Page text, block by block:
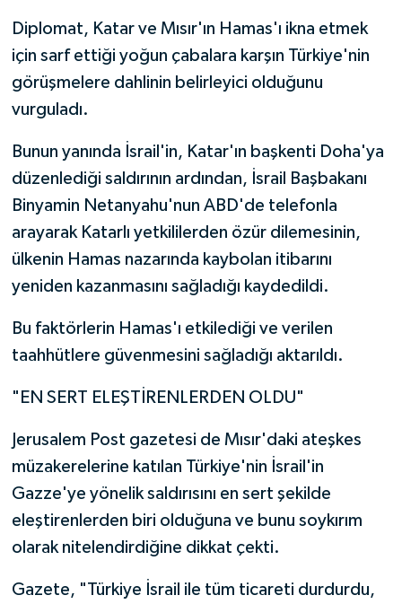
Diplomat, Katar ve Mısır'ın Hamas'ı ikna etmek
için sarf ettiği yoğun çabalara karşın Türkiye'nin
görüşmelere dahlinin belirleyici olduğunu
vurguladı.
Bunun yanında İsrail'in, Katar'ın başkenti Doha'ya
düzenlediği saldırının ardından, İsrail Başbakanı
Binyamin Netanyahu'nun ABD'de telefonla
arayarak Katarlı yetkililerden özür dilemesinin,
ülkenin Hamas nazarında kaybolan itibarını
yeniden kazanmasını sağladığı kaydedildi.
Bu faktörlerin Hamas'ı etkilediği ve verilen
taahhütlere güvenmesini sağladığı aktarıldı.
"EN SERT ELEŞTİRENLERDEN OLDU"
Jerusalem Post gazetesi de Mısır'daki ateşkes
müzakerelerine katılan Türkiye'nin İsrail'in
Gazze'ye yönelik saldırısını en sert şekilde
eleştirenlerden biri olduğuna ve bunu soykırım
olarak nitelendirdiğine dikkat çekti.
Gazete, "Türkiye İsrail ile tüm ticareti durdurdu,